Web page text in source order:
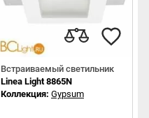
Встраиваемый светильник
Linea Light 8865N
Коллекция: Gypsum